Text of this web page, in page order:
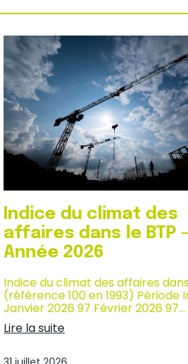
l
n
n
é
e
2
0
6
i
e
s
r
i
x
à
l
a
o
n
s
o
m
m
t
i
o
e
M
Indice du climat des
affaires dans le BTP –
Année 2026
Indice du climat des affaires
(référence 100 en 1993) Période
Janvier 2026 97 Février 2026 97…
Lire la suite